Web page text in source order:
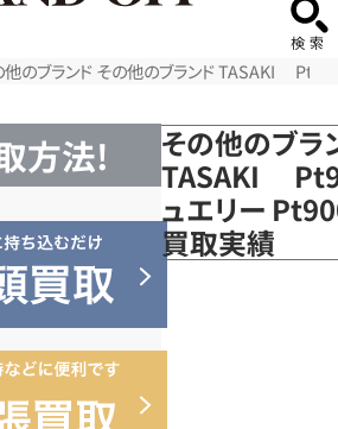
他のブランド その他のブランド TASAKI
方法!
その他のブラ
TASAKI
ュエリー
買取実績